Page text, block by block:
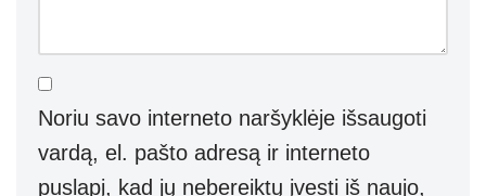
Noriu savo interneto naršyklėje išsaugoti
vardą, el. pašto adresą ir interneto
puslapį, kad jų nebereiktų įvesti iš naujo,